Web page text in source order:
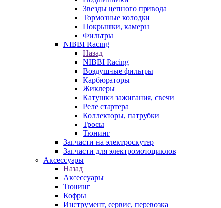
Звезды цепного привода
Тормозные колодки
Покрышки, камеры
Фильтры
NIBBI Racing
Назад
NIBBI Racing
Воздушные фильтры
Карбюраторы
Жиклеры
Катушки зажигания, свечи
Реле стартера
Коллекторы, патрубки
Тросы
Тюнинг
Запчасти на электроскутер
Запчасти для электромотоциклов
Аксессуары
Назад
Аксессуары
Тюнинг
Кофры
Инструмент, сервис, перевозка